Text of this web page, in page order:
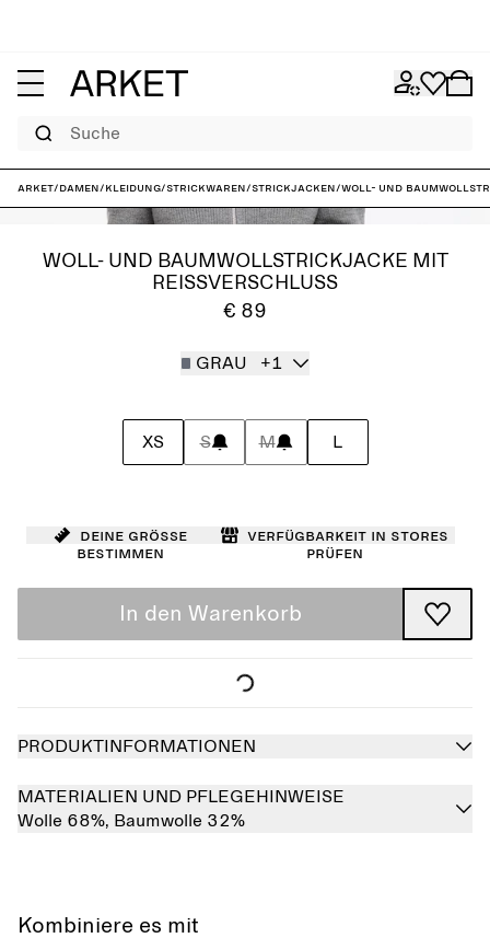
Suche
ARKET/Damen/Kleidung/Strickwaren/Strickjacken/Woll- und
WOLL- UND BAUMWOLLSTRICKJACKE MIT
REISSVERSCHLUSS
€ 89
GRAU +1
XS S M L
Deine Größe
bestimmen
Verfügbarkeit in Stores
prüfen
In den Warenkorb
PRODUKTINFORMATIONEN
MATERIALIEN UND PFLEGEHINWEISE
Wolle 68%, Baumwolle 32%
Kombiniere es mit